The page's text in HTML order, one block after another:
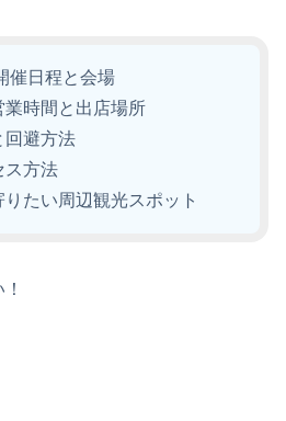
催日程と会場
業時間と出店場所
回避方法
ス方法
りたい周辺観光スポット